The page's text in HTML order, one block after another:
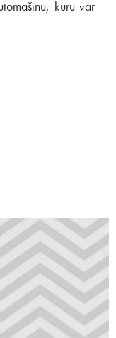
kuru var